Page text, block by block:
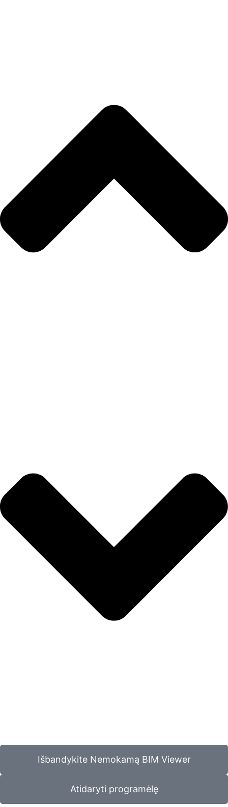
Išbandykite Nemokamą BIM Viewer
Atidaryti programėlę